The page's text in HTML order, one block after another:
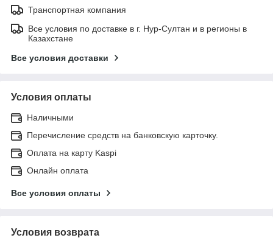
Транспортная компания
Все условия по доставке в г. Нур-Султан и в регионы в
Казахстане
Все условия доставки
Условия оплаты
Наличными
Перечисление средств на банковскую карточку.
Оплата на карту Kaspi
Онлайн оплата
Все условия оплаты
Условия возврата